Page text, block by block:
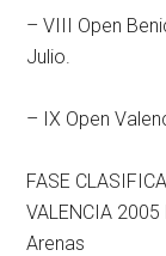
– VIII Open
Julio.
– IX Open
FASE
VALENCIA
Arenas